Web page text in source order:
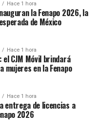
Hace 1 hora
la Fenapo 2026, la
de México
Hace 1 hora
CJM Móvil brindará
en la Fenapo
Hace 1 hora
entrega de licencias a
2026